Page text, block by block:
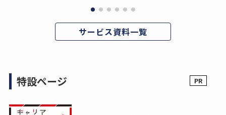
サービス資料一覧
特設ページ